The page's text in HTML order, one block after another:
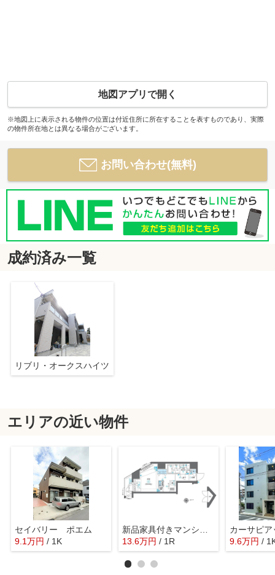
地図アプリで開く
※地図上に表示される物件の位置は付近住所に所在することを表すものであり、実際
の物件所在地とは異なる場合がございます。
お問い合わせ(無料)
成約済み一覧
リブリ・オークスハイツ
エリアの近い物件
セイバリー ポエム
9.1万円 / 1K
新品家具付きマンション下落合6B(KaGood東京)
13.6万円 / 1R 9.6万円 /